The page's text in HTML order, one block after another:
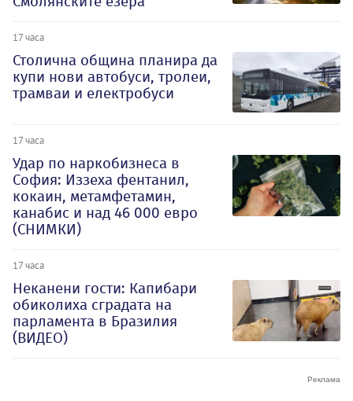
17 часа
Столична община планира да
купи нови автобуси, тролеи,
трамваи и електробуси
17 часа
Удар по наркобизнеса в
София: Иззеха фентанил,
кокаин, метамфетамин,
канабис и над 46 000 евро
(СНИМКИ)
17 часа
Неканени гости: Капибари
обиколиха сградата на
парламента в Бразилия
(ВИДЕО)